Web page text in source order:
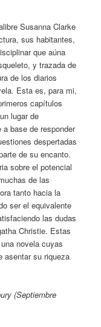
Susanna Clarke
sus habitantes,
que aúna
y trazada de
de los diarios
Esta es, para mi,
capítulos
lugar de
base de responder
despertadas
de su encanto.
sobre el potencial
de las
tanto hacia la
ser el equivalente
las dudas
Christie. Estas
novela cuyas
asentar su riqueza
(Septiembre